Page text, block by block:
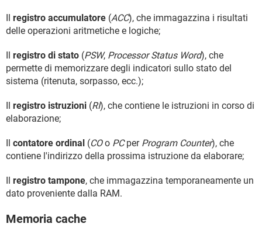
registro accumulatore (ACC), che immagazzina i risultati
delle operazioni aritmetiche e logiche;
registro di stato (PSW, Processor Status Word), che
permette di memorizzare degli indicatori sullo stato del
sistema (ritenuta, sorpasso, ecc.);
registro istruzioni (RI), che contiene le istruzioni in corso di
elaborazione;
contatore ordinal (COo PCper Program Counter), che
contiene l'indirizzo della prossima istruzione da elaborare;
registro tampone, che immagazzina temporaneamente un
dato proveniente dalla RAM.
Memoria cache